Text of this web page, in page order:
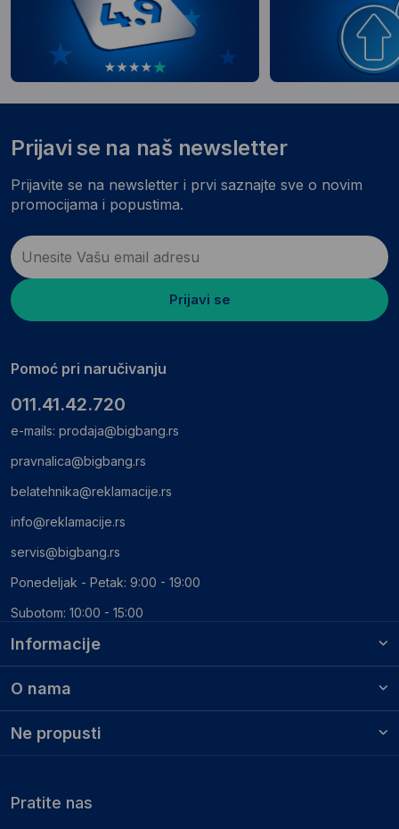
Informacije
O nama
Ne propusti
Prijavi se na naš newsletter
Prijavite se na newsletter i prvi saznajte sve o novim
promocijama i popustima.
Prijavi se
Pomoć pri naručivanju
011.41.42.720
e-mails: prodaja@bigbang.rs
pravnalica@bigbang.rs
belatehnika@reklamacije.rs
info@reklamacije.rs
servis@bigbang.rs
Ponedeljak - Petak: 9:00 - 19:00
Subotom: 10:00 - 15:00
Pratite nas